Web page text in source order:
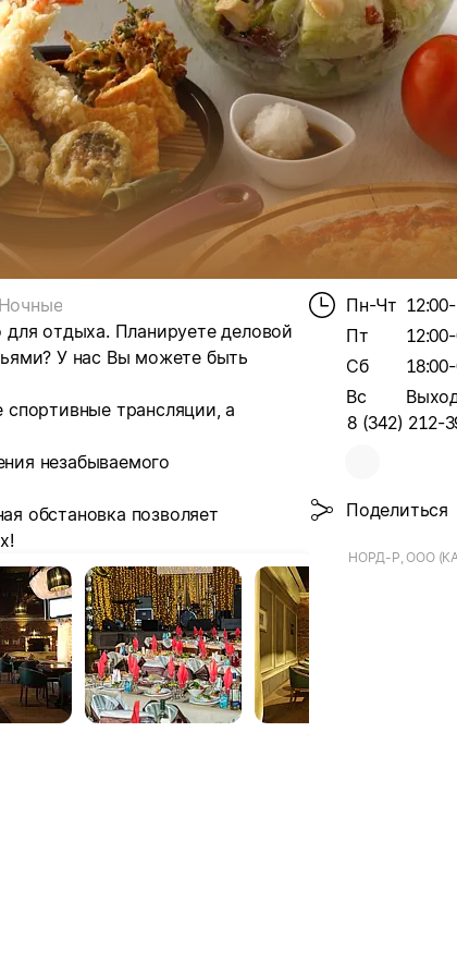
Ночные
отдыха. Планируете деловой
У нас Вы можете быть
трансляции, а
незабываемого
обстановка позволяет
Пн-Чт
Пт
Сб
Вс
8 (342) 212-
Поделиться
НОРД-Р, ООО